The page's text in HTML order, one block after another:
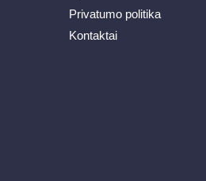
Privatumo politika
Kontaktai